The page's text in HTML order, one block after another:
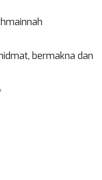
bermakna dan